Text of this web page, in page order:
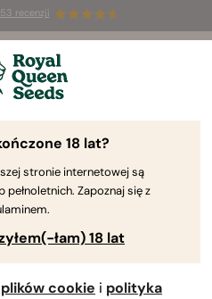
recenzji
: do 50% zniżki
⏤
18 lat?
stronie internetowej są
Zapoznaj się z
łam) 18 lat
cookie i polityka